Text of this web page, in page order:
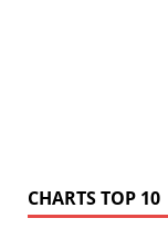
CHARTS TOP 10